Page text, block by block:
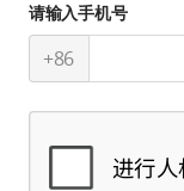
请输入手机号
+86